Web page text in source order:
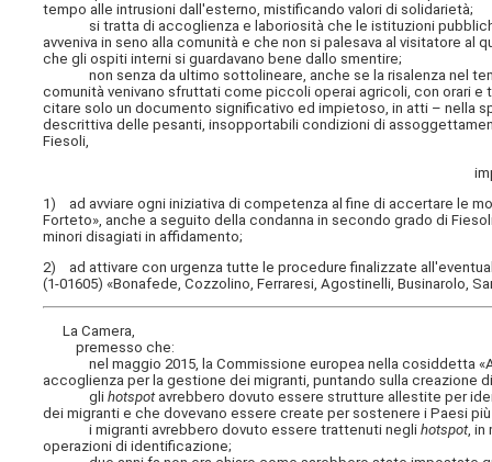
tempo alle intrusioni dall'esterno, mistificando valori di solidarietà;
si tratta di accoglienza e laboriosità che le istituzioni pubbliche
avveniva in seno alla comunità e che non si palesava al visitatore
che gli ospiti interni si guardavano bene dallo smentire;
non senza da ultimo sottolineare, anche se la risalenza nel
comunità venivano sfruttati come piccoli operai agricoli, con orari
citare solo un documento significativo ed impietoso, in atti – nella
descrittiva delle pesanti, insopportabili condizioni di
Fiesoli,
1) ad avviare ogni iniziativa di competenza al fine di accertare le
Forteto», anche a seguito della condanna in secondo grado di
minori disagiati in affidamento;
2) ad attivare con urgenza tutte le procedure finalizzate
(1-01605) «Bonafede, Cozzolino, Ferraresi, Agostinelli, Businarolo,
La Camera,
premesso che:
nel maggio 2015, la Commissione europea nella cosiddetta
accoglienza per la gestione dei migranti, puntando sulla creazione
glihotspotavrebbero dovuto essere strutture allestite per
dei migranti e che dovevano essere create per sostenere i Paesi
i migranti avrebbero dovuto essere trattenuti neglihotspot, in
operazioni di identificazione;